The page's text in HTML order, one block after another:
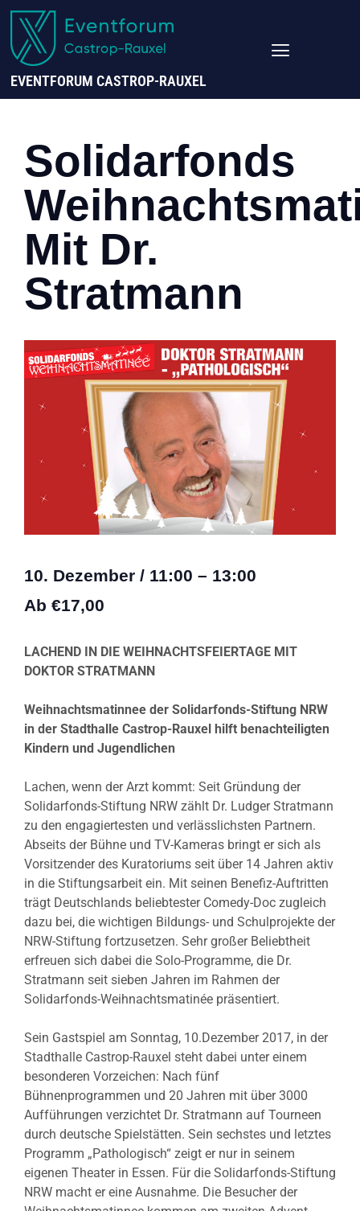
EVENTFORUM CASTROP-RAUXEL
Solidarfonds
Mit Dr.
Stratmann
10. Dezember / 11:00 – 13:00
Ab €17,00
LACHEND IN DIE WEIHNACHTSFEIERTAGE MIT
DOKTOR STRATMANN
Weihnachtsmatinnee der Solidarfonds-Stiftung NRW
in der Stadthalle Castrop-Rauxel hilft benachteiligten
Kindern und Jugendlichen
Lachen, wenn der Arzt kommt: Seit Gründung der
Solidarfonds-Stiftung NRW zählt Dr. Ludger Stratmann
zu den engagiertesten und verlässlichsten Partnern.
Abseits der Bühne und TV-Kameras bringt er sich als
Vorsitzender des Kuratoriums seit über 14 Jahren aktiv
in die Stiftungsarbeit ein. Mit seinen Benefiz-Auftritten
trägt Deutschlands beliebtester Comedy-Doc zugleich
dazu bei, die wichtigen Bildungs- und Schulprojekte der
NRW-Stiftung fortzusetzen. Sehr großer Beliebtheit
erfreuen sich dabei die Solo-Programme, die Dr.
Stratmann seit sieben Jahren im Rahmen der
Solidarfonds-Weihnachtsmatinée präsentiert.
Sein Gastspiel am Sonntag, 10.Dezember 2017, in der
Stadthalle Castrop-Rauxel steht dabei unter einem
besonderen Vorzeichen: Nach fünf
Bühnenprogrammen und 20 Jahren mit über 3000
Aufführungen verzichtet Dr. Stratmann auf Tourneen
durch deutsche Spielstätten. Sein sechstes und letztes
Programm „Pathologisch“ zeigt er nur in seinem
eigenen Theater in Essen. Für die Solidarfonds-Stiftung
NRW macht er eine Ausnahme. Die Besucher der